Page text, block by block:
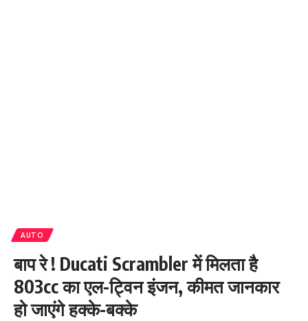
AUTO
बाप रे ! Ducati Scrambler में मिलता है
803cc का एल-ट्विन इंजन, कीमत जानकार
हो जाएंगे हक्के-बक्के